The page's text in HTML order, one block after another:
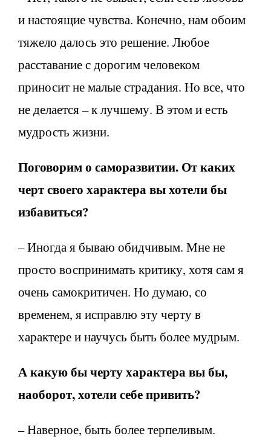
и настоящие чувства. Конечно, нам обоим
тяжело далось это решение. Любое
расставание с дорогим человеком
приносит не малые страдания. Но все, что
не делается – к лучшему. В этом и есть
мудрость жизни.
Поговорим о саморазвитии. От каких
черт своего характера вы хотели бы
избавиться?
– Иногда я бываю обидчивым. Мне не
просто воспринимать критику, хотя сам я
очень самокритичен. Но думаю, со
временем, я исправлю эту черту в
характере и научусь быть более мудрым.
А какую бы черту характера вы бы,
наоборот, хотели себе привить?
– Наверное, быть более терпеливым.